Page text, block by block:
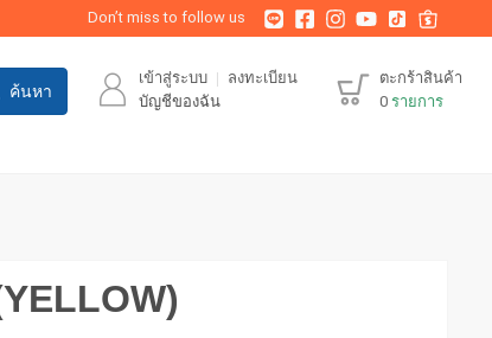
Don’t miss to follow us
ค้นหา
เข้าสู่ระบบ
ลงทะเบียน
บัญชีของฉัน
ตะกร้าสินค้า
0 รายการ